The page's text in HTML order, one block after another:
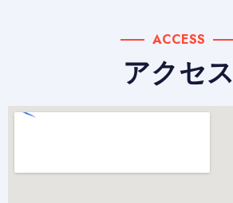
ACCESS
アクセス